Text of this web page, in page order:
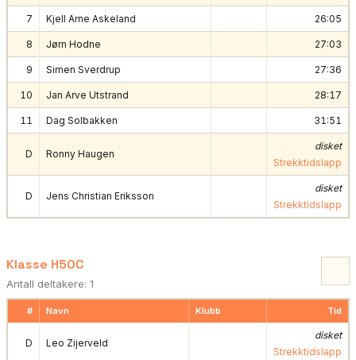
7 Kjell Arne Askeland 26:05
8 Jørn Hodne 27:03
9 Simen Sverdrup 27:36
10 Jan Arve Utstrand 28:17
11 Dag Solbakken 31:51
D Ronny Haugen
disket
Strekktidslapp
D Jens Christian Eriksson
disket
Strekktidslapp
Klasse H50C
Antall deltakere: 1
# Navn Klubb Tid
D Leo Zijerveld
disket
Strekktidslapp